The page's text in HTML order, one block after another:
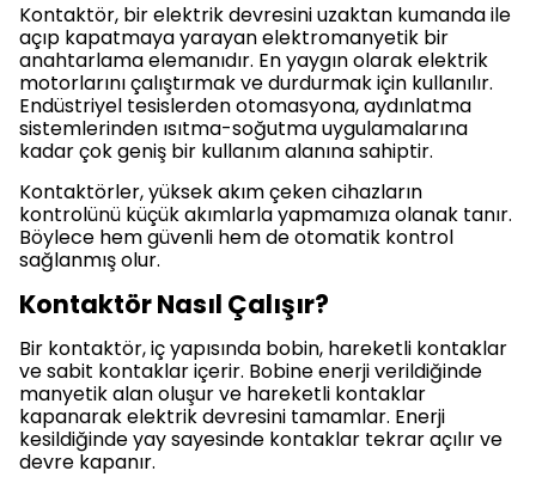
Kontaktör, bir elektrik devresini uzaktan kumanda ile
açıp kapatmaya yarayan elektromanyetik bir
anahtarlama elemanıdır. En yaygın olarak elektrik
motorlarını çalıştırmak ve durdurmak için kullanılır.
Endüstriyel tesislerden otomasyona, aydınlatma
sistemlerinden ısıtma-soğutma uygulamalarına
kadar çok geniş bir kullanım alanına sahiptir.
Kontaktörler, yüksek akım çeken cihazların
kontrolünü küçük akımlarla yapmamıza olanak tanır.
Böylece hem güvenli hem de otomatik kontrol
sağlanmış olur.
Kontaktör Nasıl Çalışır?
Bir kontaktör, iç yapısında bobin, hareketli kontaklar
ve sabit kontaklar içerir. Bobine enerji verildiğinde
manyetik alan oluşur ve hareketli kontaklar
kapanarak elektrik devresini tamamlar. Enerji
kesildiğinde yay sayesinde kontaklar tekrar açılır ve
devre kapanır.